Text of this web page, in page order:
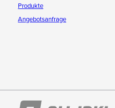
Produkte
Angebotsanfrage